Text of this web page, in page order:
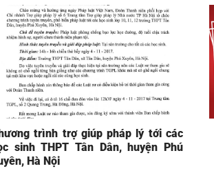
trình trợ giúp pháp lý tới các
sinh THPT Tân Dân, huyện Phú
Hà Nội